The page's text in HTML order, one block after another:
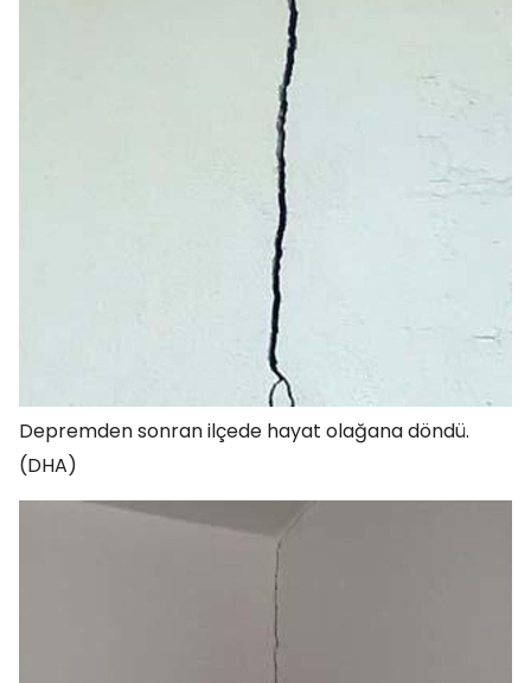
Depremden sonran ilçede hayat olağana döndü.
(DHA)